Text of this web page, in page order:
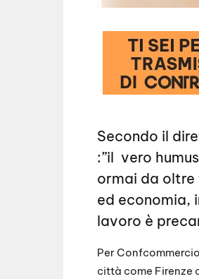
Secondo il
:”il vero
ormai da oltre
ed economia,
lavoro è
Per
città come Firenze